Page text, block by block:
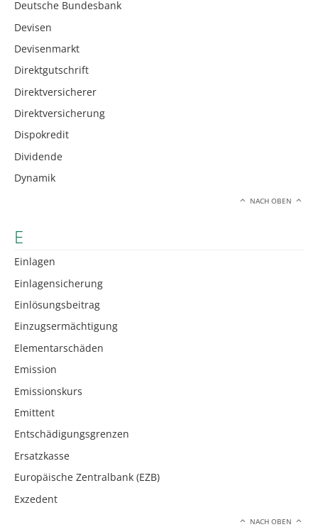
Deutsche Bundesbank
Devisen
Devisenmarkt
Direktgutschrift
Direktversicherer
Direktversicherung
Dispokredit
Dividende
Dynamik
NACH OBEN
E
Einlagen
Einlagensicherung
Einlösungsbeitrag
Einzugsermächtigung
Elementarschäden
Emission
Emissionskurs
Emittent
Entschädigungsgrenzen
Ersatzkasse
Europäische Zentralbank (EZB)
Exzedent
NACH OBEN